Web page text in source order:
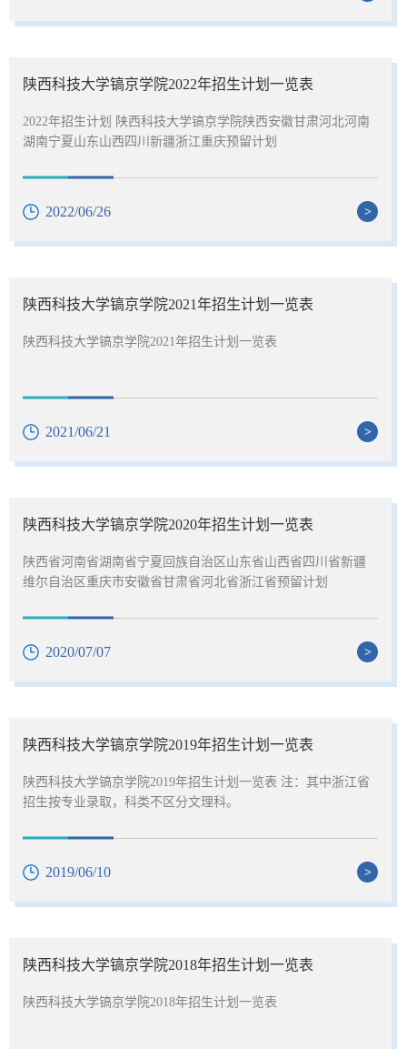
陕西科技大学镐京学院2022年招生计划一览表
2022年招生计划 陕西科技大学镐京学院陕西安徽甘肃河北河南
湖南宁夏山东山西四川新疆浙江重庆预留计划
2022/06/26 >
陕西科技大学镐京学院2021年招生计划一览表
陕西科技大学镐京学院2021年招生计划一览表
2021/06/21 >
陕西科技大学镐京学院2020年招生计划一览表
陕西省河南省湖南省宁夏回族自治区山东省山西省四川省新疆
维尔自治区重庆市安徽省甘肃省河北省浙江省预留计划
2020/07/07 >
陕西科技大学镐京学院2019年招生计划一览表
陕西科技大学镐京学院2019年招生计划一览表 注：其中浙江省
招生按专业录取，科类不区分文理科。
2019/06/10 >
陕西科技大学镐京学院2018年招生计划一览表
陕西科技大学镐京学院2018年招生计划一览表